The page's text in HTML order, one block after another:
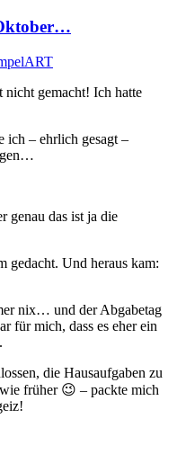
gemacht! Ich hatte
ich – ehrlich gesagt –
genau das ist ja die
gedacht. Und heraus kam:
nix… und der Abgabetag
für mich, dass es eher ein
die Hausaufgaben zu
früher 😉 – packte mich